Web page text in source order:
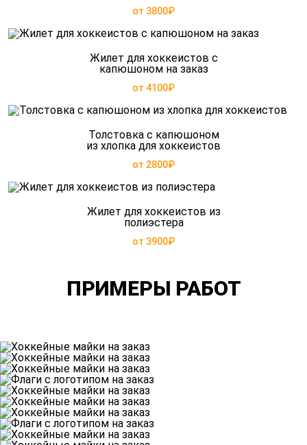
от 3800₽
Жилет для хоккеистов с
капюшоном на заказ
от 4100₽
Толстовка с капюшоном
из хлопка для хоккеистов
от 2800₽
Жилет для хоккеистов из
полиэстера
от 3900₽
ПРИМЕРЫ РАБОТ